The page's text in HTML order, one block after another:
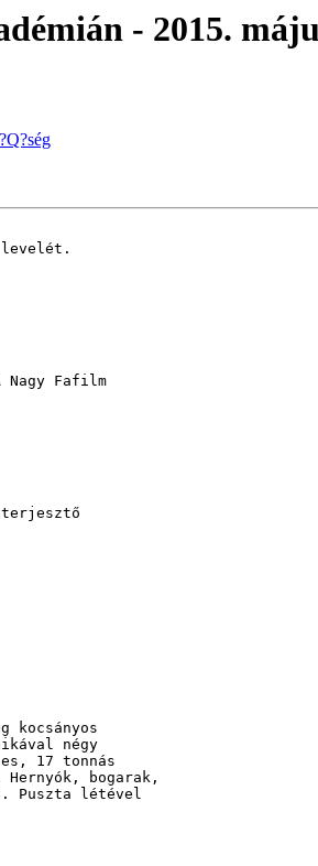
- 2015.
levelét.
Nagy Fafilm
kocsányos
négy
17 tonnás
bogarak,
Puszta létével